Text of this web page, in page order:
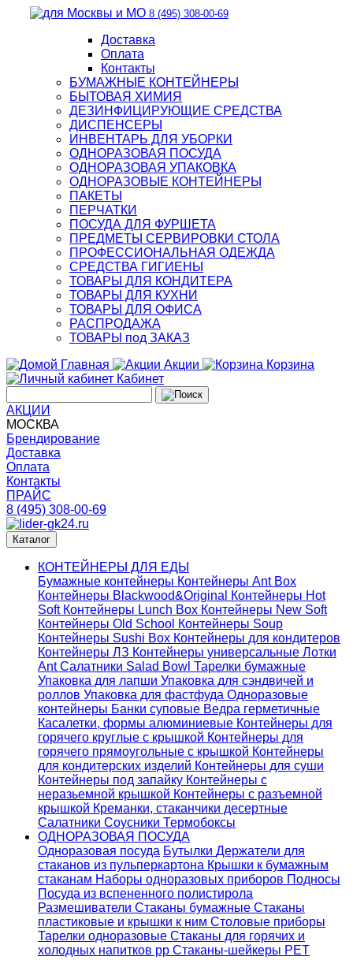
8 (495) 308-00-69
Доставка
Оплата
Контакты
БУМАЖНЫЕ КОНТЕЙНЕРЫ
БЫТОВАЯ ХИМИЯ
ДЕЗИНФИЦИРУЮЩИЕ СРЕДСТВА
ДИСПЕНСЕРЫ
ИНВЕНТАРЬ ДЛЯ УБОРКИ
ОДНОРАЗОВАЯ ПОСУДА
ОДНОРАЗОВАЯ УПАКОВКА
ОДНОРАЗОВЫЕ КОНТЕЙНЕРЫ
ПАКЕТЫ
ПЕРЧАТКИ
ПОСУДА ДЛЯ ФУРШЕТА
ПРЕДМЕТЫ СЕРВИРОВКИ СТОЛА
ПРОФЕССИОНАЛЬНАЯ ОДЕЖДА
СРЕДСТВА ГИГИЕНЫ
ТОВАРЫ ДЛЯ КОНДИТЕРА
ТОВАРЫ ДЛЯ КУХНИ
ТОВАРЫ ДЛЯ ОФИСА
РАСПРОДАЖА
ТОВАРЫ под ЗАКАЗ
Главная
Акции
Корзина
Кабинет
АКЦИИ
МОСКВА
Брендирование
Доставка
Оплата
Контакты
ПРАЙС
8 (495) 308-00-69
Каталог
КОНТЕЙНЕРЫ ДЛЯ ЕДЫ
Бумажные контейнеры Контейнеры Ant Box
Контейнеры Blackwood&Original
Контейнеры Hot
Soft Контейнеры Lunch Box Контейнеры New Soft
Контейнеры Old School Контейнеры Soup
Контейнеры Sushi Box Контейнеры для кондитеров
Контейнеры ЛЗ Контейнеры универсальные Лотки
AntСалатники Salad Bowl Тарелки бумажные
Упаковка для лапши Упаковка для сэндвичей и
роллов Упаковка для фастфуда Одноразовые
контейнеры Банки суповые Ведра герметичные
Касалетки, формы алюминиевые Контейнеры для
горячего круглые с крышкой Контейнеры для
горячего прямоугольные с крышкой Контейнеры
для кондитерских изделий Контейнеры для суши
Контейнеры под запайку Контейнеры с
неразьемной крышкой Контейнеры с разъемной
крышкой Креманки, стаканчики десертные
Салатники Соусники Термобоксы
ОДНОРАЗОВАЯ ПОСУДА
Одноразовая посуда Бутылки Держатели для
стаканов из пульперкартона Крышки к бумажным
стаканам Наборы одноразовых приборов Подносы
Посуда из вспененного полистирола
Размешиватели Стаканы бумажные Стаканы
пластиковые и крышки к ним Столовые приборы
Тарелки одноразовые Стаканы для горячих и
холодных напитков pp Стаканы-шейкеры PET